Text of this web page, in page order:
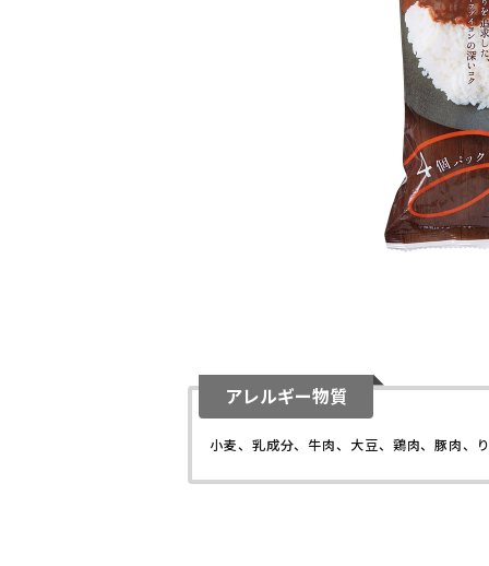
アレルギー物質
小麦、乳成分、牛肉、大豆、鶏肉、豚肉、